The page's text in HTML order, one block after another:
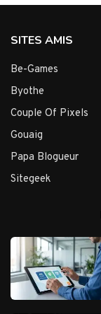
SITES AMIS
Be-Games
Byothe
Couple Of Pixels
Gouaig
Papa Blogueur
Sitegeek